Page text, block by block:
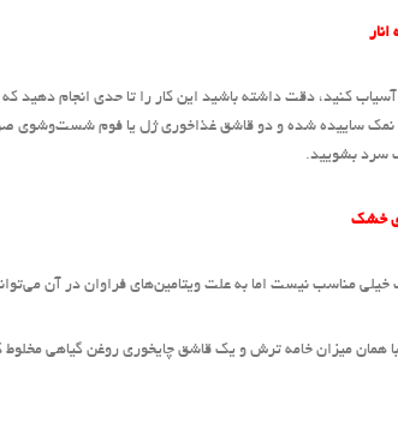
کنید، دقت داشته باشید این کار را تا حدی انجام
ساییده شده و دو قاشق غذاخوری ژل یا فوم شست‌و‌شوی
سرد بشویید.
خشک
مناسب نیست ‌اما به علت ویتامین‌های فراوان در آن